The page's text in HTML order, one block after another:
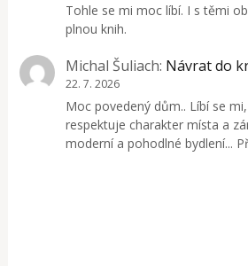
Tohle se mi moc líbí. I s těmi
plnou knih.
Michal Šuliach: Návrat do
22. 7. 2026
Moc povedený dům.. Líbí se
respektuje charakter místa a
moderní a pohodlné bydlení...